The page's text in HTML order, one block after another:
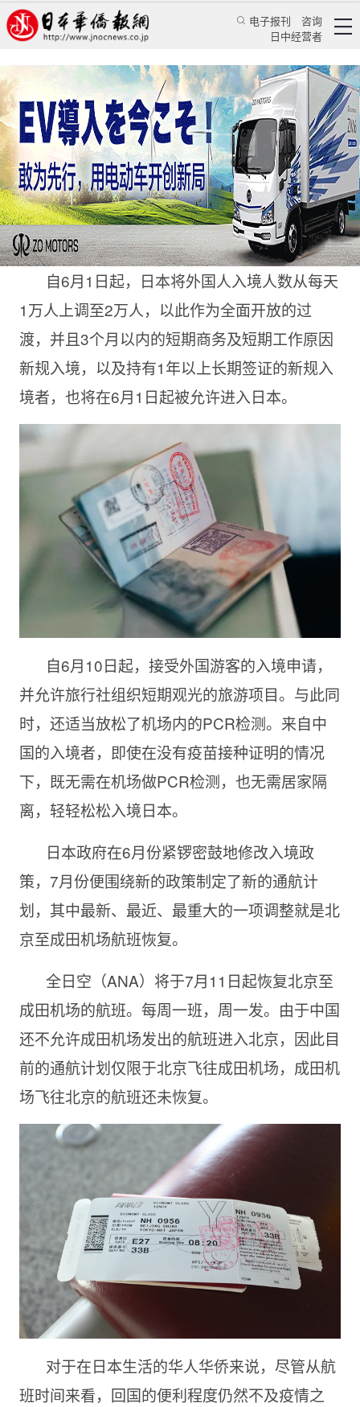
电子报刊
咨询
日中经营者
下半年，中日往返政策有变
颜丹丹 华人新闻 经贸活动
日本华侨报 2022/7/5 14:39:59
自6月1日起，日本将外国人入境人数从每天
1万人上调至2万人，以此作为全面开放的过
渡，并且3个月以内的短期商务及短期工作原因
新规入境，以及持有1年以上长期签证的新规入
境者，也将在6月1日起被允许进入日本。
自6月10日起，接受外国游客的入境申请，
并允许旅行社组织短期观光的旅游项目。与此同
时，还适当放松了机场内的PCR检测。来自中
国的入境者，即使在没有疫苗接种证明的情况
下，既无需在机场做PCR检测，也无需居家隔
离，轻轻松松入境日本。
日本政府在6月份紧锣密鼓地修改入境政
策，7月份便围绕新的政策制定了新的通航计
划，其中最新、最近、最重大的一项调整就是北
京至成田机场航班恢复。
全日空（ANA）将于7月11日起恢复北京至
成田机场的航班。每周一班，周一发。由于中国
还不允许成田机场发出的航班进入北京，因此目
前的通航计划仅限于北京飞往成田机场，成田机
场飞往北京的航班还未恢复。
对于在日本生活的华人华侨来说，尽管从航
班时间来看，回国的便利程度仍然不及疫情之